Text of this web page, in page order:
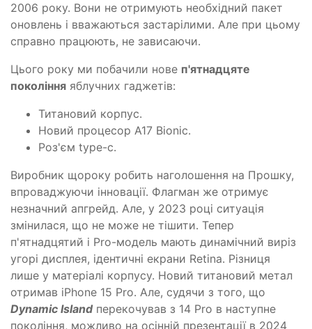
2006 року. Вони не отримують необхідний пакет
оновлень і вважаються застарілими. Але при цьому
справно працюють, не зависаючи.
Цього року ми побачили нове п'ятнадцяте
покоління яблучних гаджетів:
Титановий корпус.
Новий процесор А17 Bionic.
Роз'єм type-c.
Виробник щороку робить наголошення на Прошку,
впроваджуючи інновації. Флагман же отримує
незначний апгрейд. Але, у 2023 році ситуація
змінилася, що не може не тішити. Тепер
п'ятнадцятий і Pro-модель мають динамічний виріз
угорі дисплея, ідентичні екрани Retina. Різниця
лише у матеріалі корпусу. Новий титановий метал
отримав iPhone 15 Pro. Але, судячи з того, що
Dynamic Islandперекочував з 14 Pro в наступне
покоління, можливо на осінній презентації в 2024